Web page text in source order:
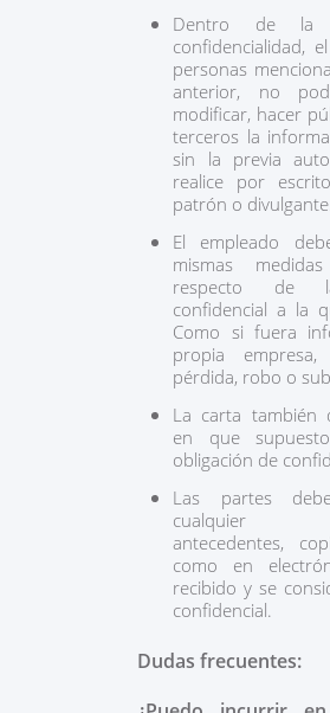
Dentro de la
confidencialidad,
personas
anterior, no
modificar, hacer
terceros la
sin la previa
realice por
patrón o
El empleado
mismas
respecto de
confidencial a la
Como si fuera
propia
pérdida, robo o
La carta también
en que
obligación de
Las partes
cualquier
antecedentes,
como en
recibido y se
confidencial.
Dudas frecuentes: